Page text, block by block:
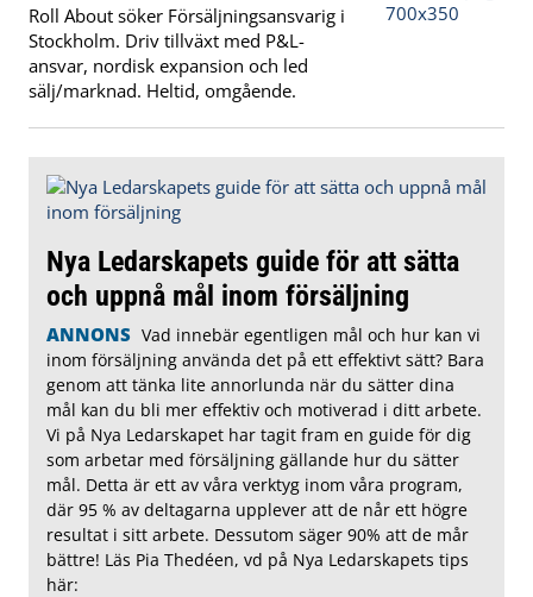
Roll About söker Försäljningsansvarig i
Stockholm. Driv tillväxt med P&L-
ansvar, nordisk expansion och led
sälj/marknad. Heltid, omgående.
Nya Ledarskapets guide för att sätta
och uppnå mål inom försäljning
ANNONS Vad innebär egentligen mål och hur kan vi
inom försäljning använda det på ett effektivt sätt? Bara
genom att tänka lite annorlunda när du sätter dina
mål kan du bli mer effektiv och motiverad i ditt arbete.
Vi på Nya Ledarskapet har tagit fram en guide för dig
som arbetar med försäljning gällande hur du sätter
mål. Detta är ett av våra verktyg inom våra program,
där 95 % av deltagarna upplever att de når ett högre
resultat i sitt arbete. Dessutom säger 90% att de mår
bättre! Läs Pia Thedéen, vd på Nya Ledarskapets tips
här: